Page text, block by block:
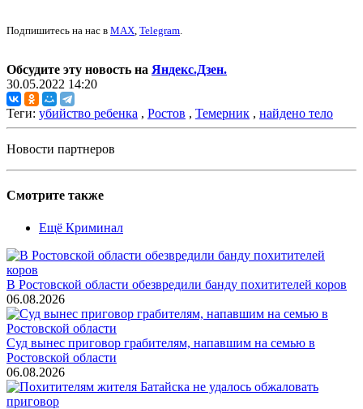
Подпишитесь на нас в MAX, Telegram.
Обсудите эту новость на Яндекс.Дзен.
30.05.2022 14:20
Теги: убийство ребенка , Ростов , Темерник , найдено тело
Новости партнеров
Смотрите также
Ещё Криминал
В Ростовской области обезвредили банду похитителей коров
06.08.2026
Суд вынес приговор грабителям, напавшим на семью в
Ростовской области
06.08.2026